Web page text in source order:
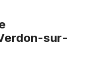
sur-